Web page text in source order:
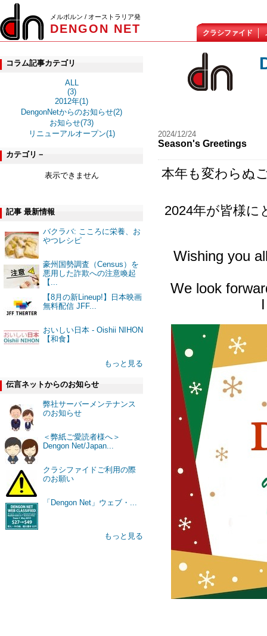
メルボルン / オーストラリア発
DENGON NET クラシファイド
コラム記事カテゴリ
ALL
(3)
2012年(1)
DengonNetからのお知らせ(2)
お知らせ(73)
リニューアルオープン(1)
カテゴリ－
表示できません
記事 最新情報
バクラバ: こころに栄養、お
やつレシピ
豪州国勢調査（Census）を
悪用した詐欺への注意喚起
【...
【8月の新Lineup!】日本映画
無料配信 JFF...
おいしい日本 - Oishii NIHON
【和食】
もっと見る
伝言ネットからのお知らせ
弊社サーバーメンテナンス
のお知らせ
＜弊紙ご愛読者様へ＞
Dengon Net/Japan...
クラシファイドご利用の際
のお願い
「Dengon Net」ウェブ・...
もっと見る
2024/12/24
Season's Greetings
本年も変わらぬ
2024年が皆様に
Wishing you
We look